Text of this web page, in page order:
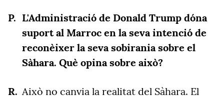
L'Administració de Donald Trump dóna
suport al Marroc en la seva intenció de
reconèixer la seva sobirania sobre el
Sàhara. Què opina sobre això?
Això no canvia la realitat del Sàhara. El